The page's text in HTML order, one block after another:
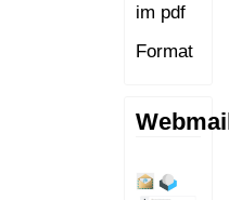
im pdf
Format